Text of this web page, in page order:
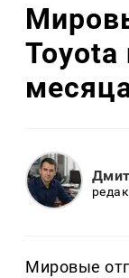
Мировые